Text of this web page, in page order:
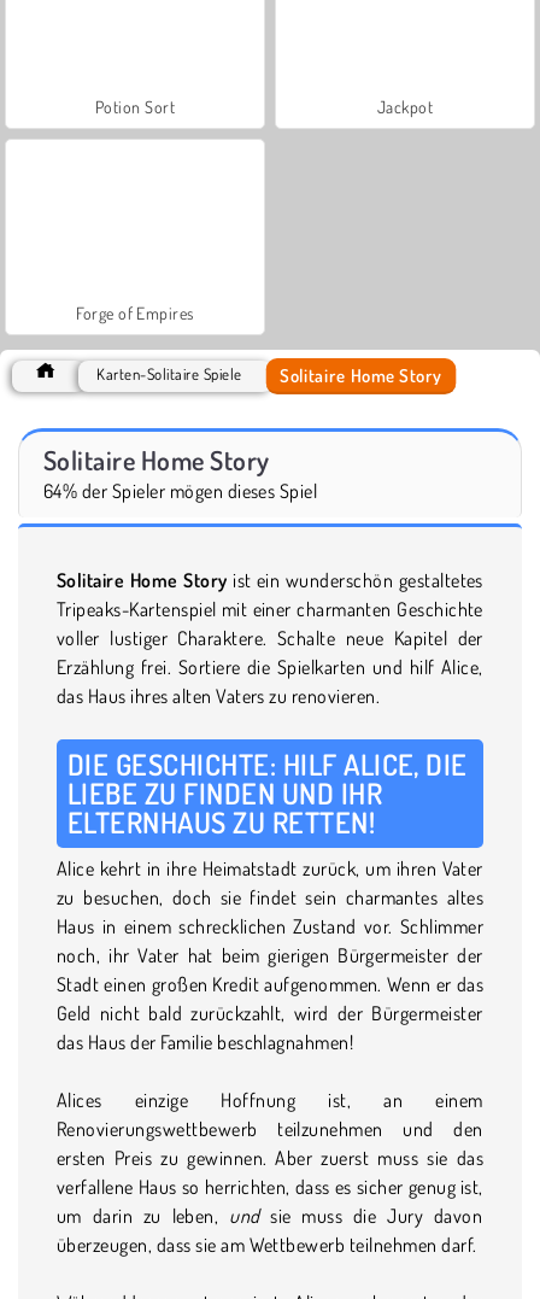
Potion Sort Jackpot
Forge of Empires
Karten-Solitaire Spiele Solitaire Home Story
Solitaire Home Story
64% der Spieler mögen dieses Spiel
Solitaire Home Story ist ein wunderschön gestaltetes
Tripeaks-Kartenspiel mit einer charmanten Geschichte
voller lustiger Charaktere. Schalte neue Kapitel der
Erzählung frei. Sortiere die Spielkarten und hilf Alice,
das Haus ihres alten Vaters zu renovieren.
DIE GESCHICHTE: HILF ALICE, DIE
LIEBE ZU FINDEN UND IHR
ELTERNHAUS ZU RETTEN!
Alice kehrt in ihre Heimatstadt zurück, um ihren Vater
zu besuchen, doch sie findet sein charmantes altes
Haus in einem schrecklichen Zustand vor. Schlimmer
noch, ihr Vater hat beim gierigen Bürgermeister der
Stadt einen großen Kredit aufgenommen. Wenn er das
Geld nicht bald zurückzahlt, wird der Bürgermeister
das Haus der Familie beschlagnahmen!
Alices einzige Hoffnung ist, an einem
Renovierungswettbewerb teilzunehmen und den
ersten Preis zu gewinnen. Aber zuerst muss sie das
verfallene Haus so herrichten, dass es sicher genug ist,
um darin zu leben, undsie muss die Jury davon
überzeugen, dass sie am Wettbewerb teilnehmen darf.